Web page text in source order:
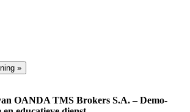
»
OANDA TMS Brokers S.A. – Demo-